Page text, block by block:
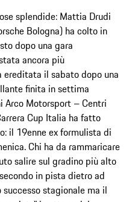
splendide: Mattia Drudi
Bologna) ha colto in
dopo una gara
ancora più
ereditata il sabato dopo una
finita in settima
Arco Motorsport – Centri
Cup Italia ha fatto
il 19enne ex formulista di
Chi ha da rammaricare
salire sul gradino più alto
in pista dietro ad
stagionale ma il